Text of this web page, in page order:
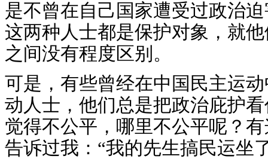
是不曾在自己国家遭受过政治
这两种人士都是保护对象，就
之间没有程度区别。
可是，有些曾经在中国民主运
动人士，他们总是把政治庇护
觉得不公平，哪里不公平呢？
告诉过我：“我的先生搞民运坐